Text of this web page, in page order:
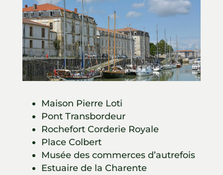
Maison Pierre Loti
Pont Transbordeur
Rochefort Corderie Royale
Place Colbert
Musée des commerces d’autrefois
Estuaire de la Charente